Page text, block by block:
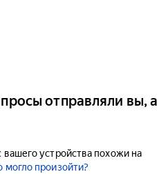
отправляли вы, а
устройства похожи на
могло произойти?